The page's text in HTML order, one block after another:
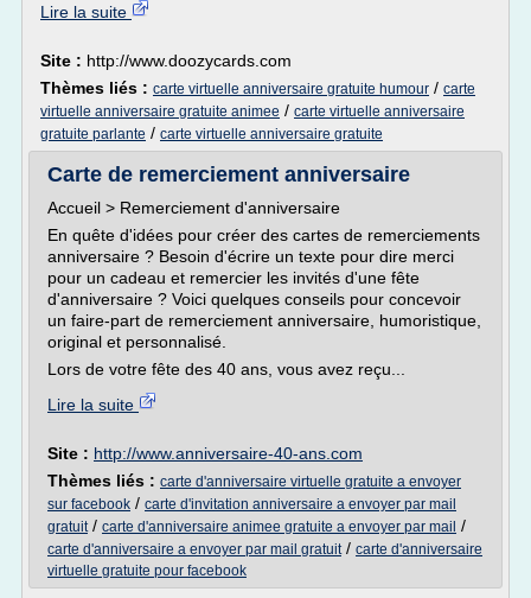
Lire la suite
Site : http://www.doozycards.com
Thèmes liés : carte virtuelle anniversaire gratuite humour / carte
virtuelle anniversaire gratuite animee / carte virtuelle anniversaire
gratuite parlante / carte virtuelle anniversaire gratuite
Carte de remerciement anniversaire
Accueil > Remerciement d'anniversaire
En quête d'idées pour créer des cartes de remerciements
anniversaire ? Besoin d'écrire un texte pour dire merci
pour un cadeau et remercier les invités d'une fête
d'anniversaire ? Voici quelques conseils pour concevoir
un faire-part de remerciement anniversaire, humoristique,
original et personnalisé.
Lors de votre fête des 40 ans, vous avez reçu...
Lire la suite
Site : http://www.anniversaire-40-ans.com
Thèmes liés : carte d'anniversaire virtuelle gratuite a envoyer
sur facebook / carte d'invitation anniversaire a envoyer par mail
gratuit/ carte d'anniversaire animee gratuite a envoyer par mail /
carte d'anniversaire a envoyer par mail gratuit/ carte d'anniversaire
virtuelle gratuite pour facebook